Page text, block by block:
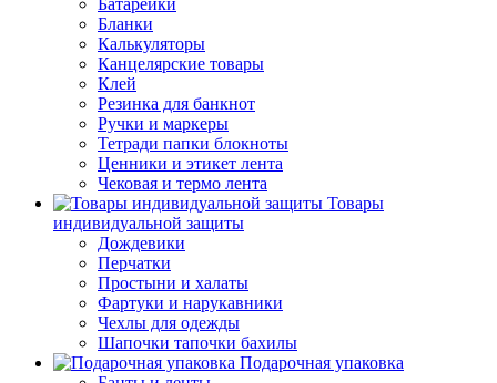
Бланки
Калькуляторы
Канцелярские товары
Клей
Резинка для банкнот
Ручки и маркеры
Тетради папки блокноты
Ценники и этикет лента
Чековая и термо лента
Товары
индивидуальной защиты
Дождевики
Перчатки
Простыни и халаты
Фартуки и нарукавники
Чехлы для одежды
Шапочки тапочки бахилы
Подарочная упаковка